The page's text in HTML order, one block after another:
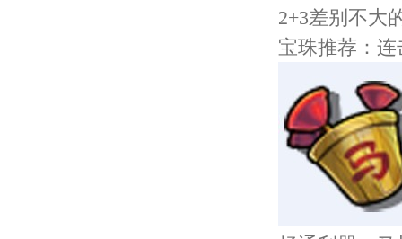
2+3差别不大
宝珠推荐：